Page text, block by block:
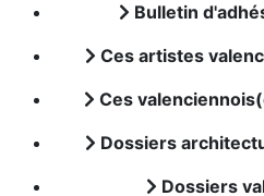
Bulletin
Ces artistes
Ces
Dossiers
Dossiers